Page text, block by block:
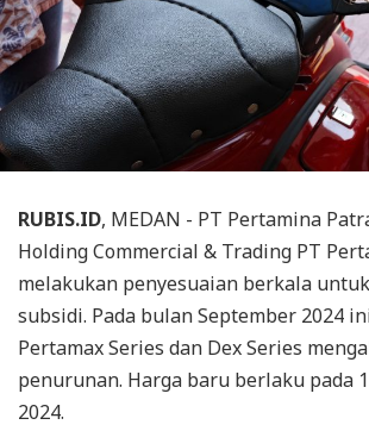
RUBIS.ID, MEDAN - PT Pertamina
Holding Commercial & Trading PT
melakukan penyesuaian berkala
subsidi. Pada bulan September 2024
Pertamax Series dan Dex Series
penurunan. Harga baru berlaku pada
2024.